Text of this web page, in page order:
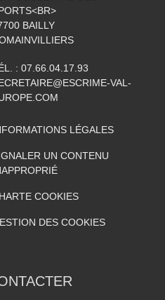
BAILLY
: 07.66.04.17.93
VAL-
LÉGALES
UN CONTENU
COOKIES
DES COOKIES